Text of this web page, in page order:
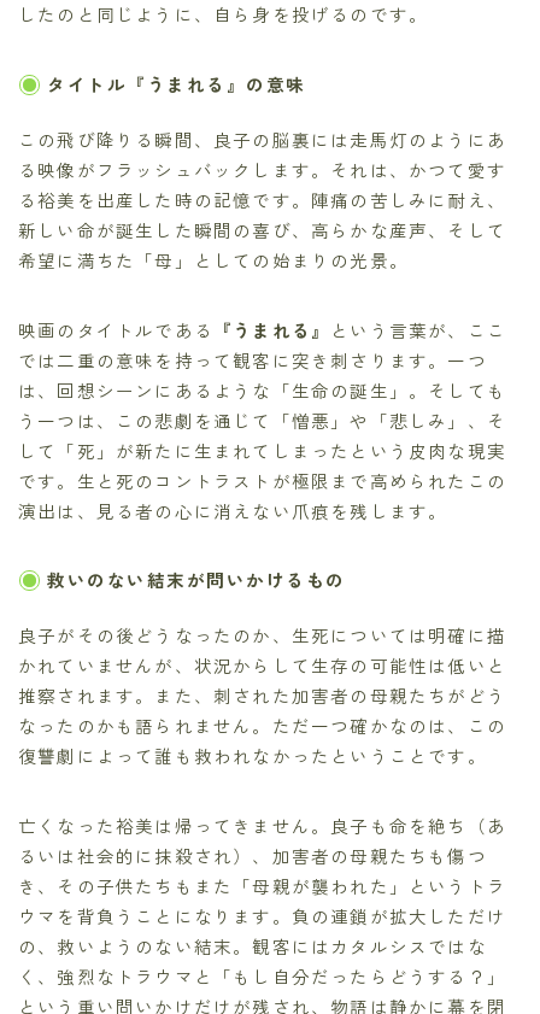
したのと同じように、自ら身を投げるのです。
タイトル『うまれる』の意味
この飛び降りる瞬間、良子の脳裏には走馬灯のようにあ
る映像がフラッシュバックします。それは、かつて愛す
る裕美を出産した時の記憶です。陣痛の苦しみに耐え、
新しい命が誕生した瞬間の喜び、高らかな産声、そして
希望に満ちた「母」としての始まりの光景。
映画のタイトルである 『うまれる』
という言葉が、ここ
では二重の意味を持って観客に突き刺さります。一つ
は、回想シーンにあるような「生命の誕生」。そしても
う一つは、この悲劇を通じて「憎悪」や「悲しみ」、そ
して「死」が新たに生まれてしまったという皮肉な現実
です。生と死のコントラストが極限まで高められたこの
演出は、見る者の心に消えない爪痕を残します。
救いのない結末が問いかけるもの
良子がその後どうなったのか、生死については明確に描
かれていませんが、状況からして生存の可能性は低いと
推察されます。また、刺された加害者の母親たちがどう
なったのかも語られません。ただ一つ確かなのは、この
復讐劇によって誰も救われなかったということです。
亡くなった裕美は帰ってきません。良子も命を絶ち（あ
るいは社会的に抹殺され）、加害者の母親たちも傷つ
き、その子供たちもまた「母親が襲われた」というトラ
ウマを背負うことになります。負の連鎖が拡大しただけ
の、救いようのない結末。観客にはカタルシスではな
く、強烈なトラウマと「もし自分だったらどうする？」
という重い問いかけだけが残され、物語は静かに幕を閉